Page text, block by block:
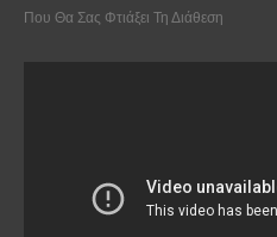
Που Θα Σας Φτιάξει Τη Διάθεση